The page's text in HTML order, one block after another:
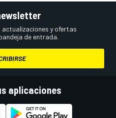
y ofertas
de entrada.
aplicaciones